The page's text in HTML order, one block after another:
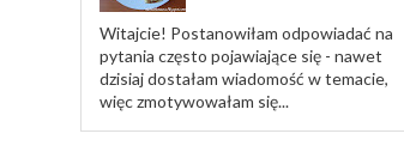
Witajcie! Postanowiłam odpowiadać na
pytania często pojawiające się - nawet
dzisiaj dostałam wiadomość w temacie,
więc zmotywowałam się...